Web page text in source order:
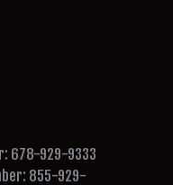
678-929-9333
855-929-